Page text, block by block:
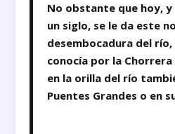
No obstante que hoy, y
un siglo, se le da este
desembocadura del río,
conocía por la
en la orilla del río
Puentes Grandes o en